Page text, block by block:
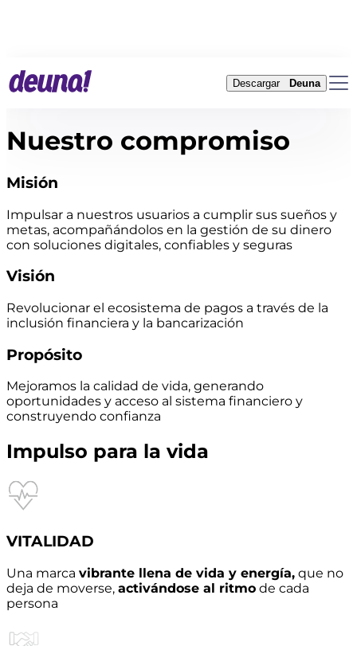
Descargar Deuna
Nuestro compromiso
Misión
Impulsar a nuestros usuarios a cumplir sus sueños y
metas, acompañándolos en la gestión de su dinero
con soluciones digitales, confiables y seguras
Visión
Revolucionar el ecosistema de pagos a través de la
inclusión financiera y la bancarización
Propósito
Mejoramos la calidad de vida, generando
oportunidades y acceso al sistema financiero y
construyendo confianza
Impulso para la vida
VITALIDAD
Una marca vibrante llena de vida y energía, que no
deja de moverse, activándose al ritmo de cada
persona